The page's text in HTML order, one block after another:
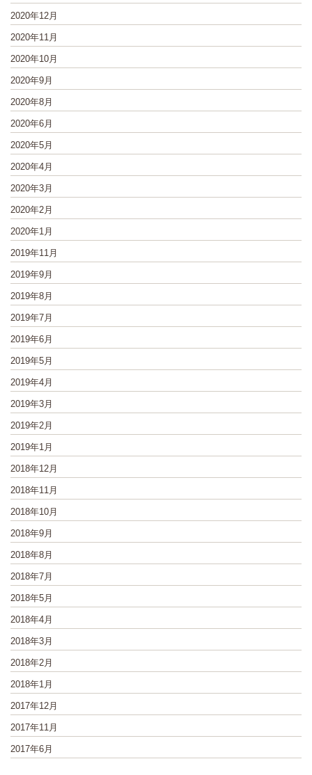
2020年12月
2020年11月
2020年10月
2020年9月
2020年8月
2020年6月
2020年5月
2020年4月
2020年3月
2020年2月
2020年1月
2019年11月
2019年9月
2019年8月
2019年7月
2019年6月
2019年5月
2019年4月
2019年3月
2019年2月
2019年1月
2018年12月
2018年11月
2018年10月
2018年9月
2018年8月
2018年7月
2018年5月
2018年4月
2018年3月
2018年2月
2018年1月
2017年12月
2017年11月
2017年6月